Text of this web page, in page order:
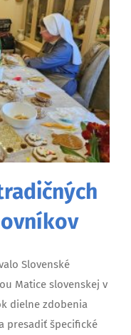
Slovenské
Matice slovenskej v
dielne zdobenia
presadiť špecifické